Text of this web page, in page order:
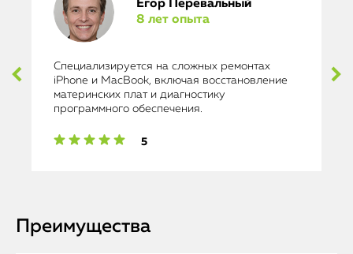
Егор Перевальный
8 лет опыта
Специализируется на сложных ремонтах
iPhone и MacBook, включая восстановление
материнских плат и диагностику
программного обеспечения.
5
Преимущества